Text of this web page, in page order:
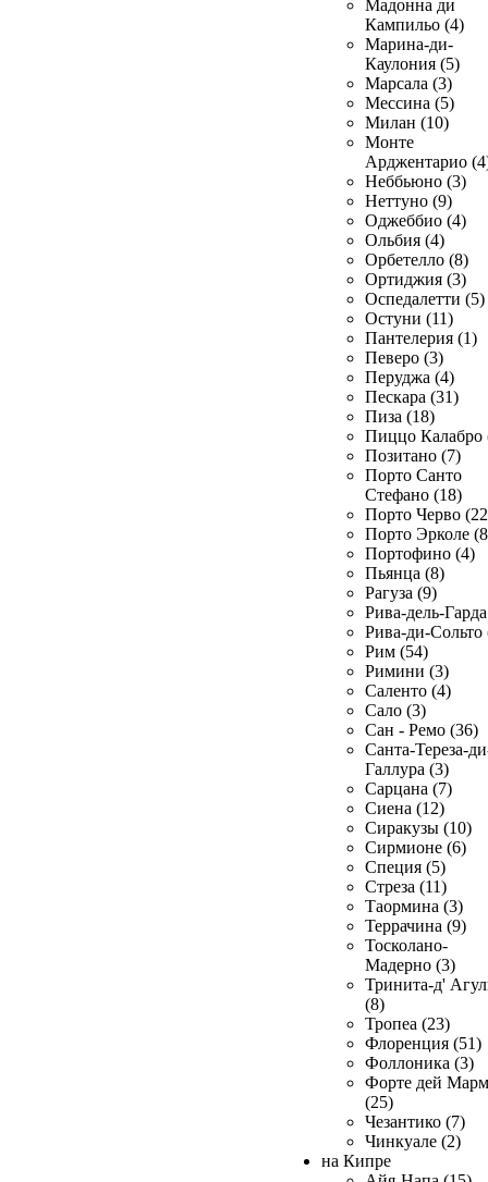
Мадонна ди
Кампильо (4)
Марина-ди-
Каулония (5)
Марсала (3)
Мессина (5)
Милан (10)
Монте
Арджентарио
Неббьюно (3)
Неттуно (9)
Оджеббио (4)
Ольбия (4)
Орбетелло (8)
Ортиджия (3)
Оспедалетти (5)
Остуни (11)
Пантелерия (1)
Певеро (3)
Перуджа (4)
Пескара (31)
Пиза (18)
Пиццо Калабро
Позитано (7)
Порто Санто
Стефано (18)
Порто Черво
Порто Эрколе
Портофино (4)
Пьянца (8)
Рагуза (9)
Рива-дель-
Рива-ди-Сольто
Рим (54)
Римини (3)
Саленто (4)
Сало (3)
Сан - Ремо (36)
Санта-Тереза-
Галлура (3)
Сарцана (7)
Сиена (12)
Сиракузы (10)
Сирмионе (6)
Специя (5)
Стреза (11)
Таормина (3)
Террачина (9)
Тосколано-
Мадерно (3)
Тринита-д'
(8)
Тропеа (23)
Флоренция (51)
Фоллоника (3)
Форте дей
(25)
Чезантико (7)
Чинкуале (2)
на Кипре